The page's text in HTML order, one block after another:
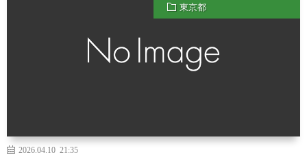
東京都
2026.04.10 21:35